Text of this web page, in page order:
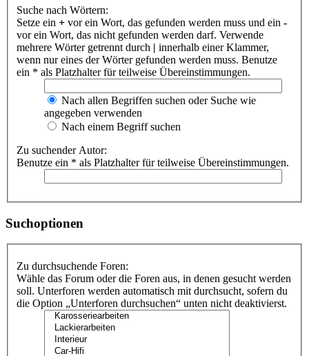
Suche nach Wörtern:
Setze ein + vor ein Wort, das gefunden werden muss und ein -
vor ein Wort, das nicht gefunden werden darf. Verwende
mehrere Wörter getrennt durch | innerhalb einer Klammer,
wenn nur eines der Wörter gefunden werden muss. Benutze
ein * als Platzhalter für teilweise Übereinstimmungen.
Nach allen Begriffen suchen oder Suche wie
angegeben verwenden
Nach einem Begriff suchen
Zu suchender Autor:
Benutze ein * als Platzhalter für teilweise Übereinstimmungen.
Suchoptionen
Zu durchsuchende Foren:
Wähle das Forum oder die Foren aus, in denen gesucht werden
soll. Unterforen werden automatisch mit durchsucht, sofern du
die Option „Unterforen durchsuchen“ unten nicht deaktivierst.